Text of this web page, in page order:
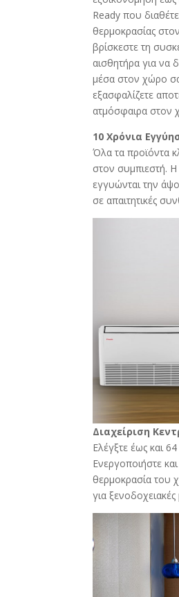
Ready που
θερμοκρασίας
βρίσκεστε τη
αισθητήρα για να
μέσα στον χώρο
εξασφαλίζετε
ατμόσφαιρα στον
10 Χρόνια
Όλα τα προϊόντα
στον συμπιεστή.
εγγυώνται την
σε απαιτητικές
Διαχείριση
Ελέγξτε έως και
Ενεργοποιήστε
θερμοκρασία του
για